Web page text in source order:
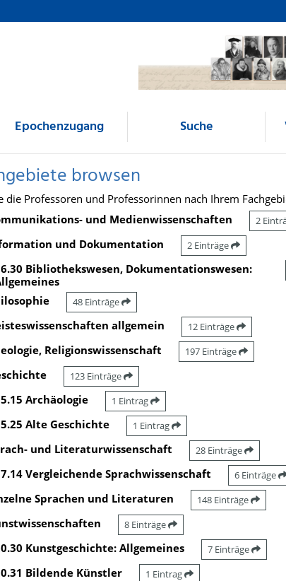
Epochenzugang Suche
browsen
die Professoren und Professorinnen nach Ihrem
und Medienwissenschaften
2
und Dokumentation 2 Einträge
Bibliothekswesen, Dokumentationswesen:
48 Einträge
allgemein 12 Einträge
Religionswissenschaft 197 Einträge
123 Einträge
Archäologie 1 Eintrag
Alte Geschichte 1 Eintrag
und Literaturwissenschaft 28 Einträge
Vergleichende Sprachwissenschaft 6 Einträge
Sprachen und Literaturen 148 Einträge
8 Einträge
Kunstgeschichte: Allgemeines 7 Einträge
Bildende Künstler 1 Eintrag